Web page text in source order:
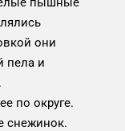
они
пела и
по округе.
снежинок.